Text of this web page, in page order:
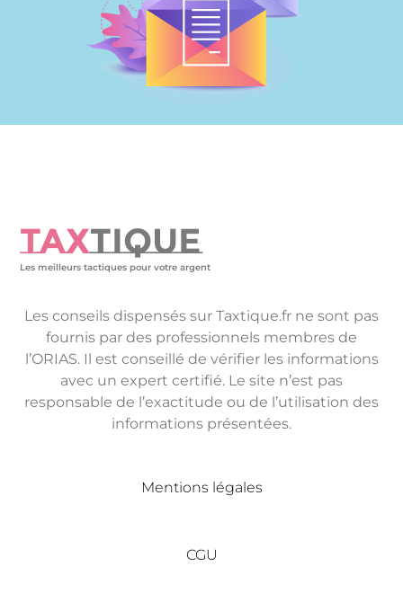
TAXTIQUE
Les meilleurs tactiques pour votre argent
Les conseils dispensés sur Taxtique.fr ne sont pas
fournis par des professionnels membres de
l’ORIAS. Il est conseillé de vérifier les informations
avec un expert certifié. Le site n’est pas
responsable de l’exactitude ou de l’utilisation des
informations présentées.
Mentions légales
CGU